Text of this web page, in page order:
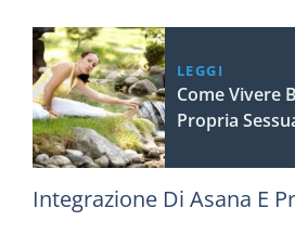
LEGGI
Come Vivere
Propria
Integrazione Di Asana E